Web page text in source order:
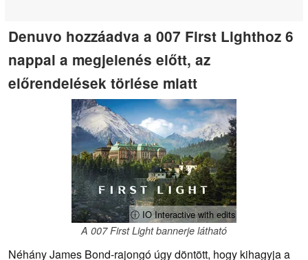
Denuvo hozzáadva a 007 First Lighthoz 6
nappal a megjelenés előtt, az
előrendelések törlése miatt
ⓘ IO Interactive with edits
A 007 First Light bannerje látható
Néhány James Bond-rajongó úgy döntött, hogy kihagyja a